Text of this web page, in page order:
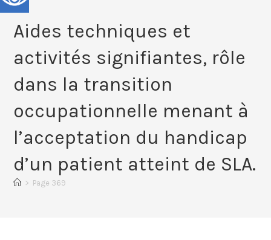
Aides techniques et
activités signifiantes, rôle
dans la transition
occupationnelle menant à
l’acceptation du handicap
d’un patient atteint de SLA.
> Page 369